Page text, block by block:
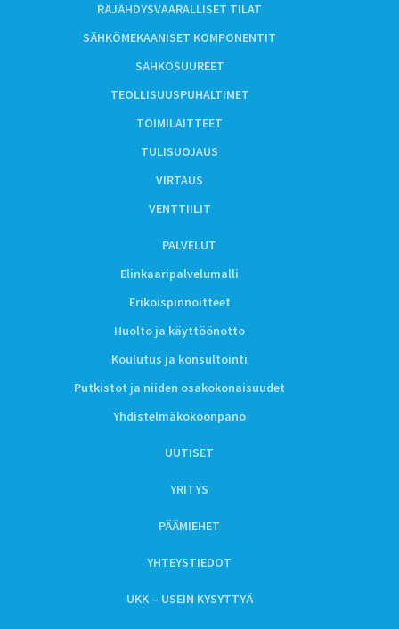
RÄJÄHDYSVAARALLISET TILAT
SÄHKÖMEKAANISET KOMPONENTIT
SÄHKÖSUUREET
TEOLLISUUSPUHALTIMET
TOIMILAITTEET
TULISUOJAUS
VIRTAUS
VENTTIILIT
PALVELUT
Elinkaaripalvelumalli
Erikoispinnoitteet
Huolto ja käyttöönotto
Koulutus ja konsultointi
Putkistot ja niiden osakokonaisuudet
Yhdistelmäkokoonpano
UUTISET
YRITYS
PÄÄMIEHET
YHTEYSTIEDOT
UKK – USEIN KYSYTTYÄ